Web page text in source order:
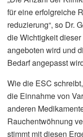
für eine erfolgreiche
reduzierung“, so Dr.
die Wichtigkeit
angeboten wird und
Bedarf angepasst
Wie die ESC
die Einnahme von
anderen
Rauchentwöhnung
stimmt mit diesen